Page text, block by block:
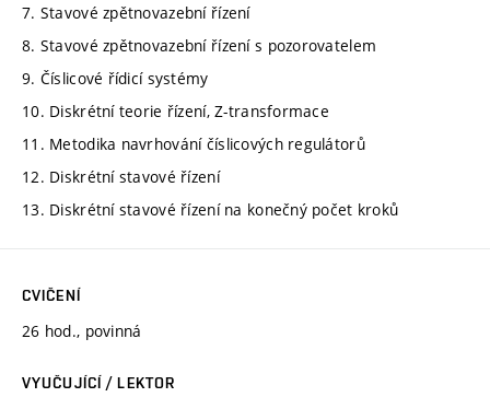
7. Stavové zpětnovazební řízení
8. Stavové zpětnovazební řízení s pozorovatelem
9. Číslicové řídicí systémy
10. Diskrétní teorie řízení, Z-transformace
11. Metodika navrhování číslicových regulátorů
12. Diskrétní stavové řízení
13. Diskrétní stavové řízení na konečný počet kroků
CVIČENÍ
26 hod., povinná
VYUČUJÍCÍ / LEKTOR